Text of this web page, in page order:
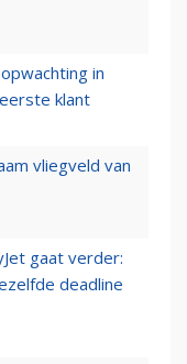
in
klant
vliegveld van
gaat verder:
deadline